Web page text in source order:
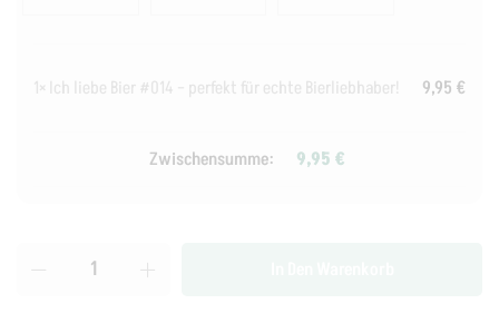
1× Ich liebe Bier #014 – perfekt für echte Bierliebhaber! 9,95 €
Zwischensumme: 9,95 €